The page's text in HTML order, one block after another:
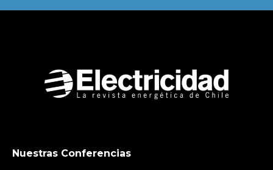
Nuestras Conferencias